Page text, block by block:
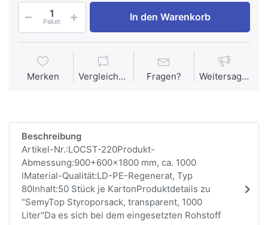
Paket In den Warenkorb
Merken Vergleichen Fragen? Weitersagen
Beschreibung
Artikel-Nr.:LOCST-220Produkt-
Abmessung:900+600x1800 mm, ca. 1000
lMaterial-Qualität:LD-PE-Regenerat, Typ
80Inhalt:50 Stück je KartonProduktdetails zu
"SemyTop Styroporsack, transparent, 1000
Liter"Da es sich bei dem eingesetzten Rohstoff